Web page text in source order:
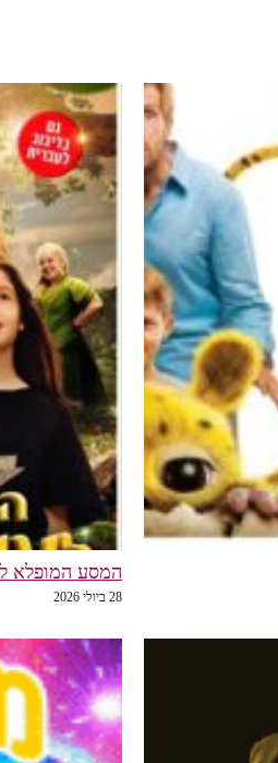
המסע המופלא
28 ביולי 2026